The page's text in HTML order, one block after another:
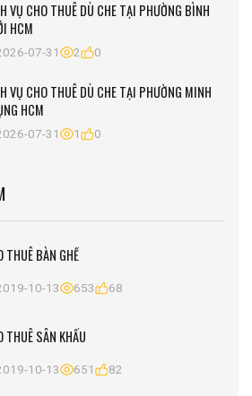
VỤ CHO THUÊ DÙ CHE TẠI PHƯỜNG BÌNH
HCM
07-31 2 0
VỤ CHO THUÊ DÙ CHE TẠI PHƯỜNG MINH
HCM
07-31 1 0
THUÊ BÀN GHẾ
10-13 653 68
THUÊ SÂN KHẤU
10-13 651 82